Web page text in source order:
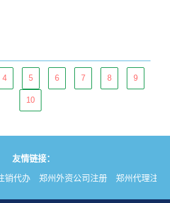
4 5 6 7 8 9
10
友情链接：
销代办 郑州外资公司注册 郑州代理注册